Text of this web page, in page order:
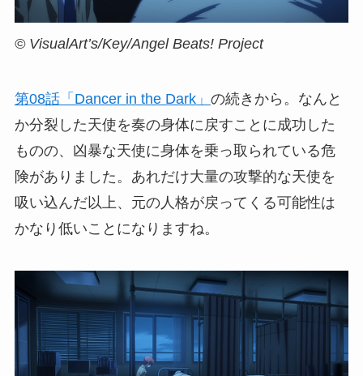
© VisualArt’s/Key/Angel Beats! Project
第08話「Dancer in the Dark」 の続きから。なんと
か分裂した天使を奏の身体に戻すことに成功した
ものの、凶暴な天使に身体を乗っ取られている危
険がありました。あれだけ大量の攻撃的な天使を
吸い込んだ以上、元の人格が戻ってくる可能性は
かなり低いことになりますね。